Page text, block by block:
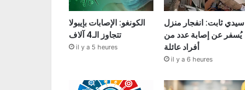
الكونغو: الإصابات بإيبولا
تتجاوز الـ4 آلاف
il y a 5 heures
سيدي ثابت: انفجار منزل
يُسفر عن إصابة عدد من
أفراد عائلة
il y a 6 heures